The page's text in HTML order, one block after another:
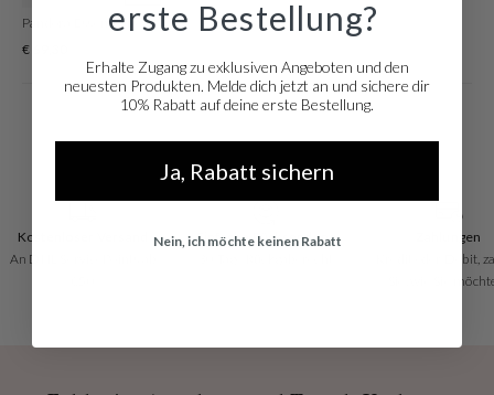
Pandora Essence 14 Karat Gold Plated Ring 163288C00-52
€ 69,30
Kostenloser Versand
An DHL ServicePoints ab
Einfache Rücksendung
Zahlungen
Kredit oder Debit,
Sie, wie Sie
erste Bestellung?
Erhalte Zugang zu exklusiven Angeboten und den
neuesten Produkten. Melde dich jetzt an und sichere dir
10% Rabatt auf deine erste Bestellung.
Ja, Rabatt sichern
Nein, ich möchte keinen Rabatt